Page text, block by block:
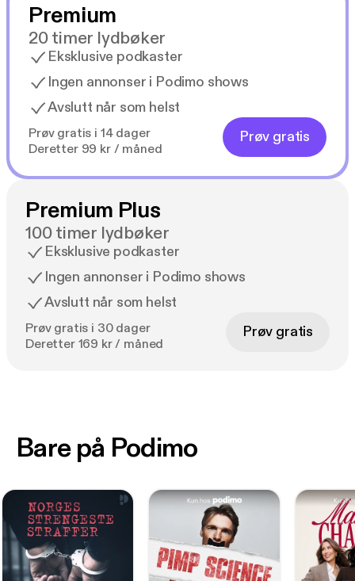
Premium
20 timer lydbøker
Eksklusive podkaster
Ingen annonser i Podimo shows
Avslutt når som helst
Prøv gratis i 14 dager
Deretter 99 kr / måned
Prøv gratis
Premium Plus
100 timer lydbøker
Eksklusive podkaster
Ingen annonser i Podimo shows
Avslutt når som helst
Prøv gratis i 30 dager
Deretter 169 kr / måned
Prøv gratis
Bare på Podimo